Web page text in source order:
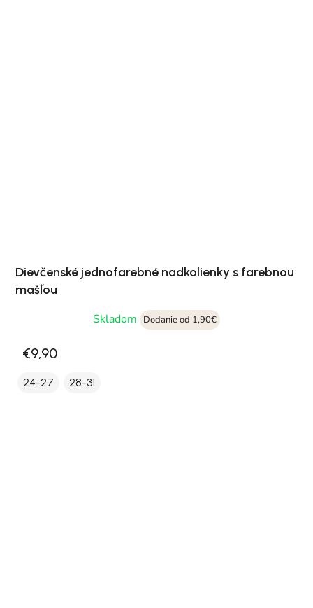
Dievčenské jednofarebné nadkolienky s farebnou
mašľou
Skladom
Dodanie od 1,90€
€9,90
24-27 28-31